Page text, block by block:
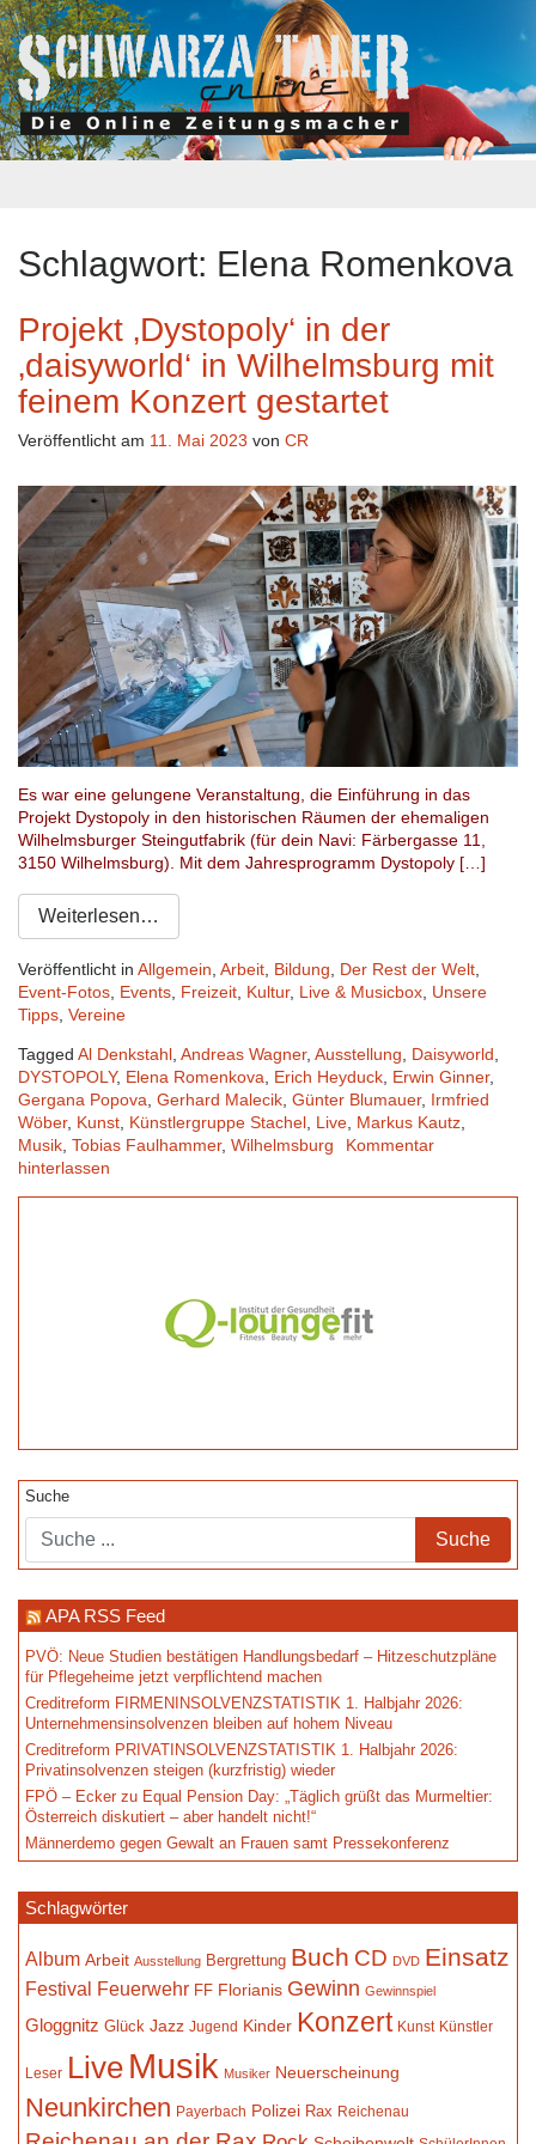
Schlagwort: Elena Romenkova
Projekt ‚Dystopoly‘ in der
‚daisyworld‘ in Wilhelmsburg mit
feinem Konzert gestartet
Veröffentlicht am 11. Mai 2023 von CR
Es war eine gelungene Veranstaltung, die Einführung in das
Projekt Dystopoly in den historischen Räumen der ehemaligen
Wilhelmsburger Steingutfabrik (für dein Navi: Färbergasse 11,
3150 Wilhelmsburg). Mit dem Jahresprogramm Dystopoly […]
Weiterlesen…
Veröffentlicht in Allgemein Arbeit Bildung Der Rest der Welt
Event-Fotos Events Freizeit Kultur, Live & Musicbox Unsere
Tipps Vereine
Tagged Al Denkstahl Andreas Wagner, Ausstellung Daisyworld
DYSTOPOLY, Elena Romenkova Erich Heyduck Erwin Ginner,
Gergana Popova Gerhard Malecik Günter Blumauer, Irmfried
Wöber, Kunst Künstlergruppe Stachel Live Markus Kautz
Musik Tobias Faulhammer, Wilhelmsburg
Kommentar
hinterlassen
Suche
APA RSS Feed
PVÖ: Neue Studien bestätigen Handlungsbedarf – Hitzeschutzpläne
für Pflegeheime jetzt verpflichtend machen
Creditreform FIRMENINSOLVENZSTATISTIK 1. Halbjahr 2026:
Unternehmensinsolvenzen bleiben auf hohem Niveau
Creditreform PRIVATINSOLVENZSTATISTIK 1. Halbjahr 2026:
Privatinsolvenzen steigen (kurzfristig) wieder
FPÖ – Ecker zu Equal Pension Day: „Täglich grüßt das Murmeltier:
Österreich diskutiert – aber handelt nicht!“
Männerdemo gegen Gewalt an Frauen samt Pressekonferenz
Schlagwörter
Album Arbeit Ausstellung Bergrettung Buch CD DVD Einsatz
Festival Feuerwehr FF Florianis Gewinn Gewinnspiel
Gloggnitz Glück Jazz Jugend Kinder Konzert Kunst Künstler
Leser Live Musik Musiker Neuerscheinung
Neunkirchen Payerbach Polizei Rax Reichenau